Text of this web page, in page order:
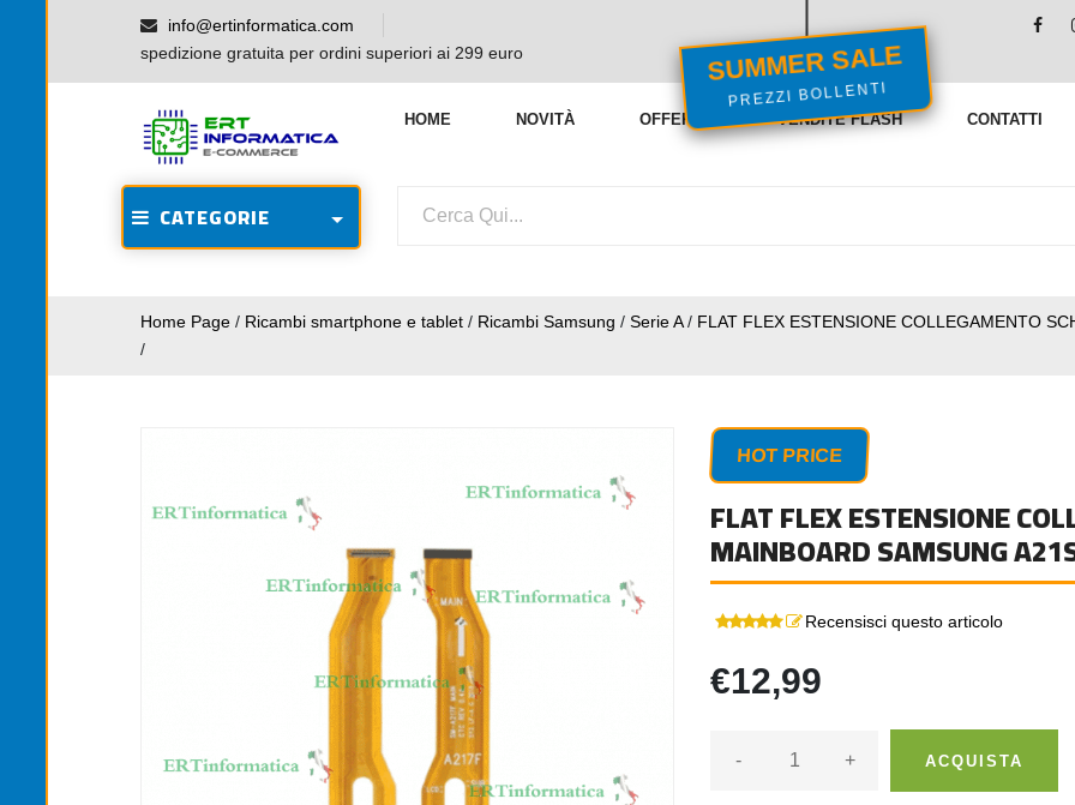
SUMMER SALE
PREZZI BOLLENTI
info@ertinformatica.com
spedizione gratuita per ordini superiori ai 299 euro
HOME NOVITÀ OFFERTE VENDITE FLASH CONTATTI
CATEGORIE
Home Page / Ricambi smartphone e tablet / Ricambi Samsung / Serie A/ FLAT FLEX ESTENSIONE COLLEGAMENTO
/
HOT PRICE
FLAT FLEX ESTENSIONE
MAINBOARD SAMSUNG
Recensisci questo articolo
€12,99
- + ACQUISTA